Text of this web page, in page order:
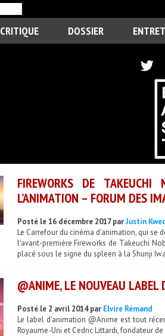
CRITIQUE DOSSIER
FIREWORKS DE TAKEUCHI
L’ANIMATION – FORUM DES
Posté le 16 décembre 2017 parJustin
Le Carrefour du cinéma d'animation, qui se
l'avant-première Fireworks de Takeuchi
placé sous le signe du spleen à la Shunji
@ANIME, LE NOUVEAU LABEL
Posté le 2 avril 2014 par Elvire Rémand
Le label d'animation @Anime est tout
Royaume-Uni et Cedric Littardi, fondateur de